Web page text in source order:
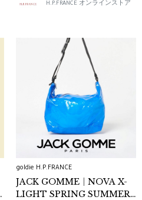
H.P.FRANCE オンラインストア
goldie H.P.FRANCE
JACK GOMME｜NOVA X-
LIGHT SPRING SUMMER